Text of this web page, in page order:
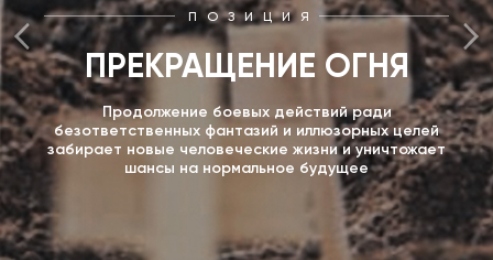
ПОЗИЦИЯ
ПРЕКРАЩЕНИЕ ОГНЯ
Продолжение боевых действий ради
безответственных фантазий и иллюзорных целей
забирает новые человеческие жизни и уничтожает
шансы на нормальное будущее